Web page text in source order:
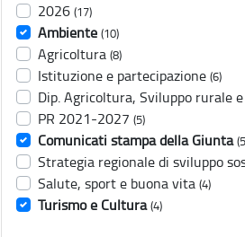
2026 (17)
Ambiente (10)
Agricoltura (8)
Istituzione e partecipazione (6)
Dip. Agricoltura, Sviluppo rurale
PR 2021-2027 (5)
Comunicati stampa della Giunta
Strategia regionale di sviluppo
Salute, sport e buona vita (4)
Turismo e Cultura (4)